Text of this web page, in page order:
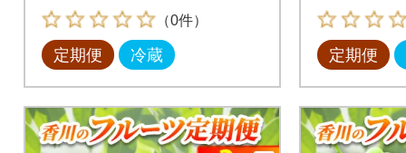
（0件）
定期便 冷蔵 定期便